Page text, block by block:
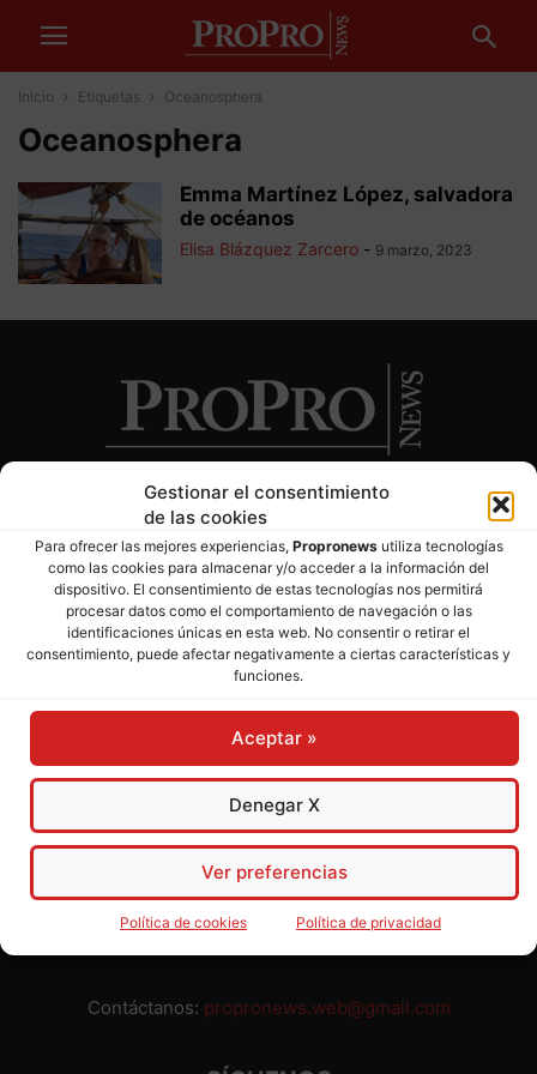
Gestionar el consentimiento
de las cookies
Para ofrecer las mejores experiencias, Propronewsutiliza tecnologías
como las cookies para almacenar y/o acceder a la información del
dispositivo. El consentimiento de estas tecnologías nos permitirá
procesar datos como el comportamiento de navegación o las
identificaciones únicas en esta web. No consentir o retirar el
consentimiento, puede afectar negativamente a ciertas características y
funciones.
Aceptar »
Denegar X
Ver preferencias
Política de cookies Política de privacidad
Inicio Etiquetas Oceanosphera
Oceanosphera
Emma Martínez López, salvadora
de océanos
Elisa Blázquez Zarcero - 9 marzo, 2023
SOBRE NOSOTROS
Director: José Mª Pagador- Subdirectora: Rosa Puch
José María Pagador Otero - Wikipedia
Para preservar nuestra independencia,
admite publicidad ni subvenciones o ayudas públicas o
privadas. Ninguno de nuestros directivos, redactores y
colaboradores percibe remuneración alguna. Realizamos
nuestro trabajo por amor al periodismo, a la verdad y a la
libertad y en solidaridad con la ciudadanía.
Usted puede colaborar con nosotros divulgando nuestro
periódico, compartiendo nuestros contenidos, sugiriendo temas
y comunicándonos cualquier injusticia o asunto de interés.
Contáctanos: propronews.web@gmail.com